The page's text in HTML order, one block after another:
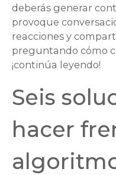
deberás generar
provoque
reacciones y
preguntando cómo
¡continúa leyendo!
Seis
hacer